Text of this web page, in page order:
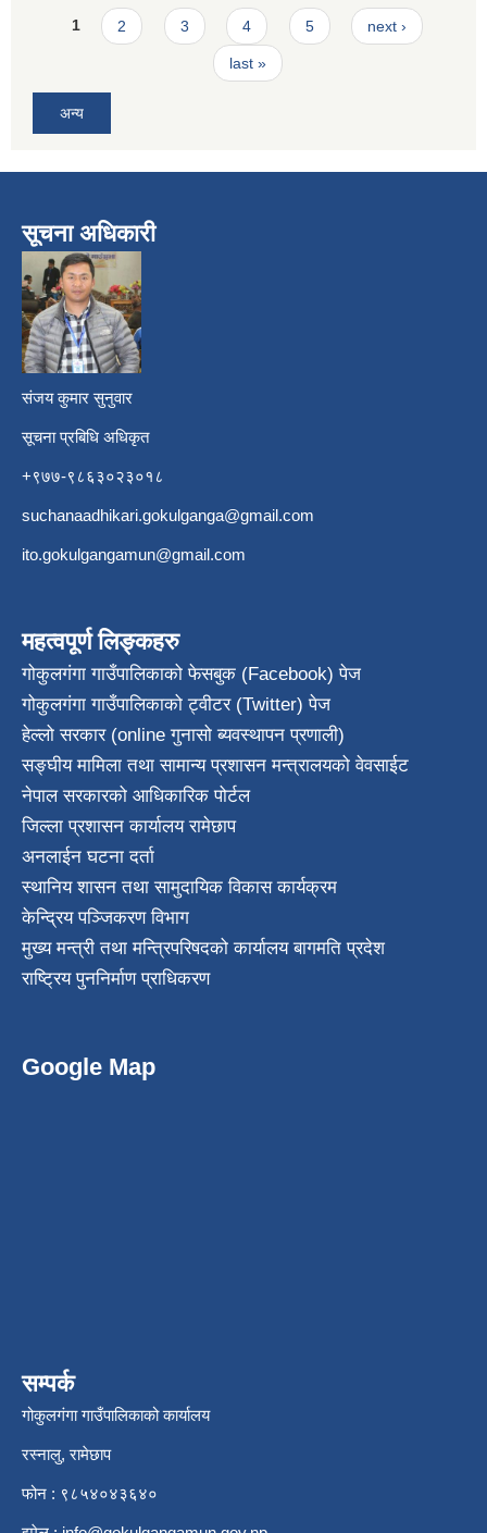
Pages
1 2 3 4 5 next ›
last »
अन्य
सूचना अधिकारी
संजय कुमार सुनुवार
सूचना प्रबिधि अधिकृत
+९७७-९८६३०२३०१८
suchanaadhikari.gokulganga@gmail.com
ito.gokulgangamun@gmail.com
महत्वपूर्ण लिङ्कहरु
गोकुलगंगा गाउँपालिकाको फेसबुक (Facebook) पेज
गोकुलगंगा गाउँपालिकाको ट्वीटर (Twitter) पेज
हेल्लो सरकार (online गुनासो ब्यवस्थापन प्रणाली)
सङ्घीय मामिला तथा सामान्य प्रशासन मन्त्रालयको वेवसाईट
नेपाल सरकारको आधिकारिक पोर्टल
जिल्ला प्रशासन कार्यालय रामेछाप
अनलाईन घटना दर्ता
स्थानिय शासन तथा सामुदायिक विकास कार्यक्रम
केन्द्रिय पञ्जिकरण विभाग
मुख्य मन्त्री तथा मन्त्रिपरिषदको कार्यालय बागमति प्रदेश
राष्ट्रिय पुननिर्माण प्राधिकरण
Google Map
सम्पर्क
गोकुलगंगा गाउँपालिकाको कार्यालय
रस्नालु, रामेछाप
फोन : ९८५४०४३६४०